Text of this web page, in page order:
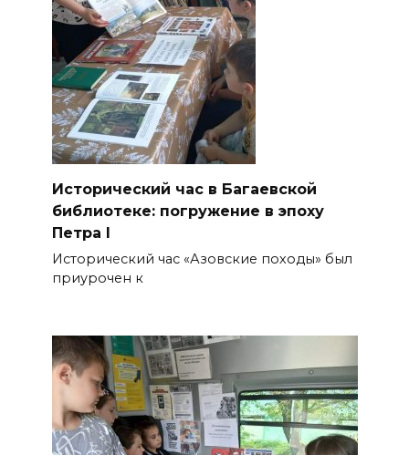
Исторический час в Багаевской
библиотеке: погружение в эпоху
Петра I
Исторический час «Азовские походы» был
приурочен к